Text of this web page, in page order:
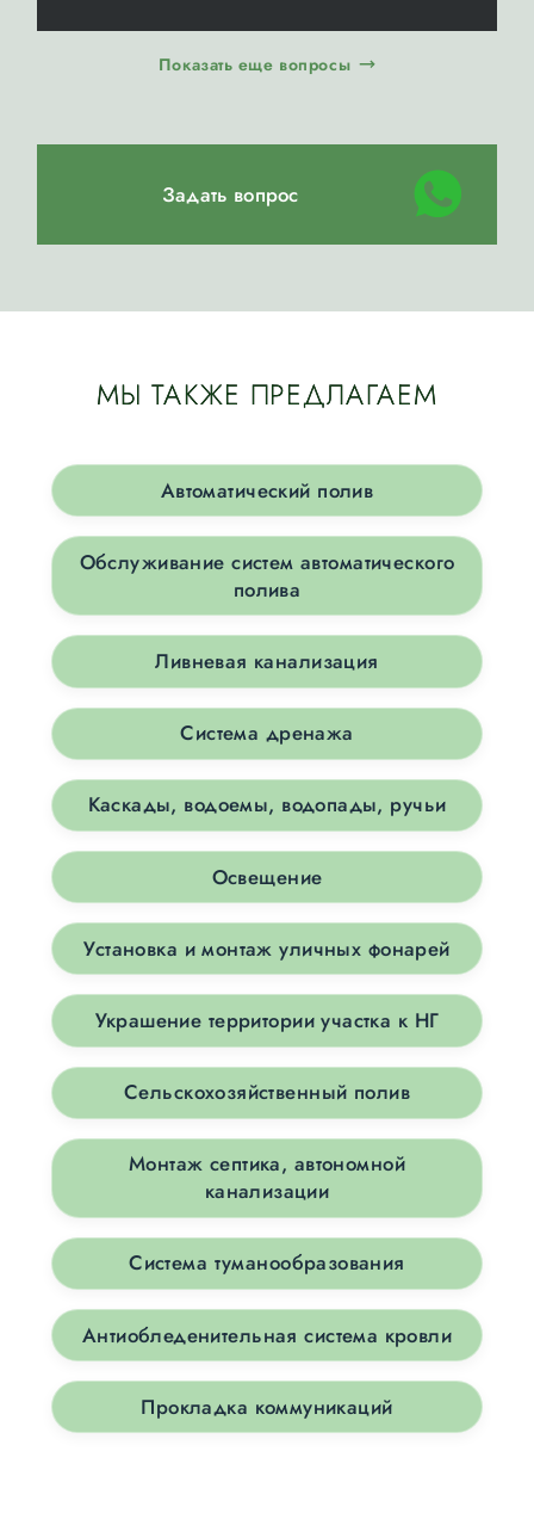
Показать еще вопросы
Задать вопрос
МЫ ТАКЖЕ ПРЕДЛАГАЕМ
Автоматический полив
Обслуживание систем автоматического
полива
Ливневая канализация
Система дренажа
Каскады, водоемы, водопады, ручьи
Освещение
Установка и монтаж уличных фонарей
Украшение территории участка к НГ
Сельскохозяйственный полив
Монтаж септика, автономной
канализации
Система туманообразования
Антиобледенительная система кровли
Прокладка коммуникаций